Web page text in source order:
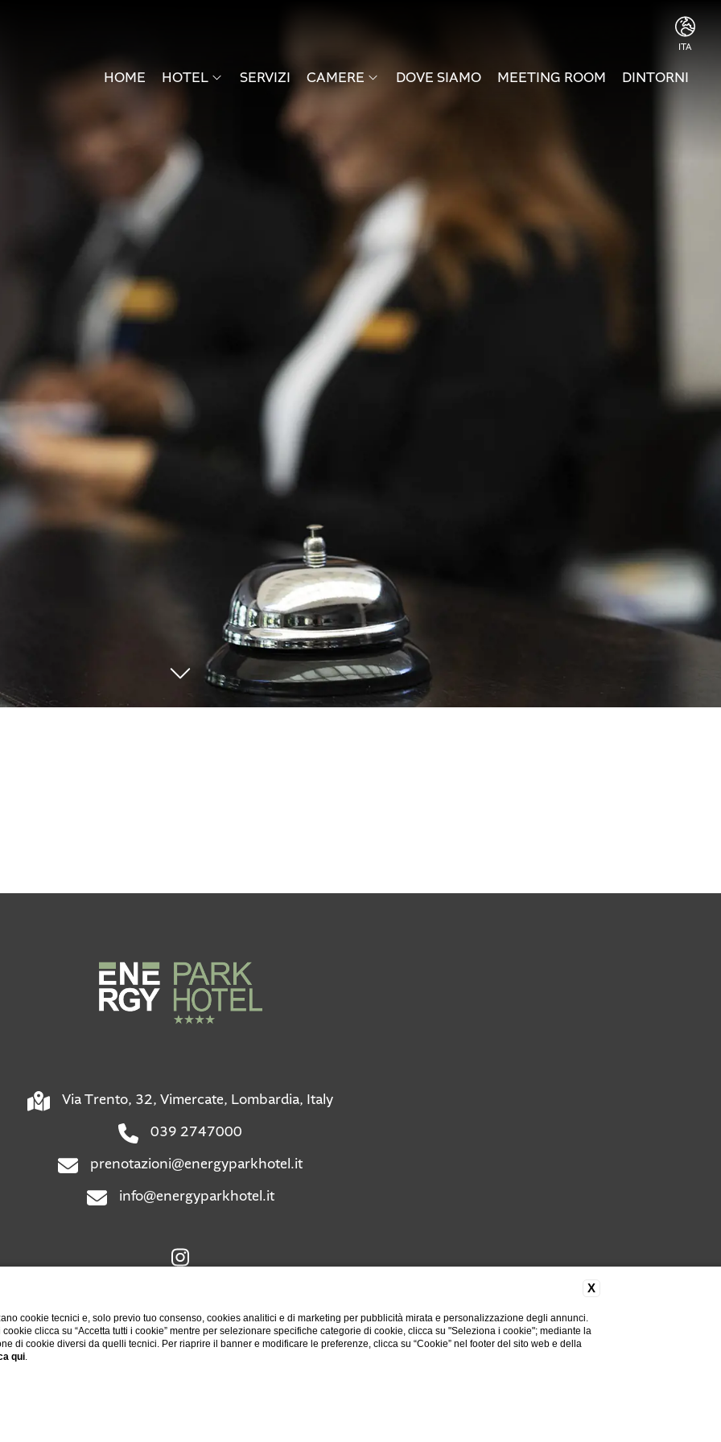
ITA
ITA
HOME HOTEL SERVIZI CAMERE DOVE SIAMO MEETING ROOM DINTORNI
Via Trento, 32, Vimercate, Lombardia, Italy
039 2747000
prenotazioni@energyparkhotel.it
info@energyparkhotel.it
X
cookie tecnici e, solo previo tuo consenso, cookies analitici e di marketing per pubblicità mirata e personalizzazione degli annunci.
clicca su “Accetta tutti i cookie” mentre per selezionare specifiche categorie di cookie, clicca su "Seleziona i cookie"; mediante la
di cookie diversi da quelli tecnici. Per riaprire il banner e modificare le preferenze, clicca su “Cookie” nel footer del sito web e della
qui.